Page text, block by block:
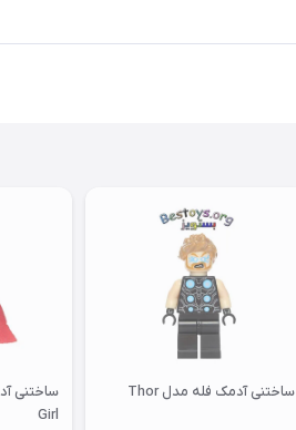
ساختنی آدمک فله مدل Thor
Girl